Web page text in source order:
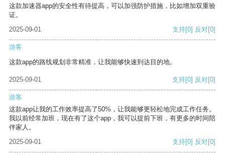
这款加速器app的安全性有待提高，可以加强防护措施，比如增加双重验
证。
2025-09-01
支持[0] 反对[0]
游客
这款app的路线规划非常精准，让我能够快速到达目的地。
2025-09-01 支持[0] 反对[0]
游客
这款app让我的工作效率提高了50%，让我能够更轻松地完成工作任务。
我以前经常加班，现在有了这个app，我可以提前下班，有更多的时间陪
伴家人。
2025-09-01
支持[0] 反对[0]